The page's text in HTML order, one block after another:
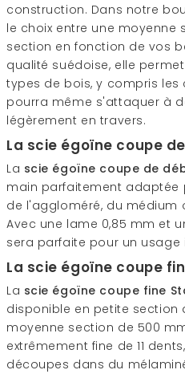
construction. Dans notre
le choix entre une moyenne
section en fonction de vos
qualité suédoise, elle
types de bois, y compris les
pourra même s'attaquer à
légèrement en travers.
La scie égoïne coupe
La scie égoïne coupe de
main parfaitement adaptée
de l'aggloméré, du médium
Avec une lame 0,85 mm et
sera parfaite pour un usage
La scie égoïne coupe
La scie égoïne coupe fine
disponible en petite section
moyenne section de 500
extrêmement fine de 11
découpes dans du